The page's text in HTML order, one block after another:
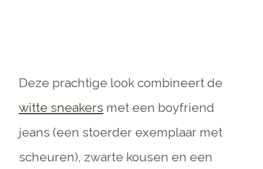
Deze prachtige look combineert de
witte sneakers met een boyfriend
jeans (een stoerder exemplaar met
scheuren), zwarte kousen en een